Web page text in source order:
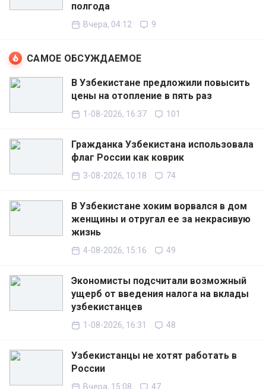
полгода
Вчера, 04:12 9
САМОЕ ОБСУЖДАЕМОЕ
В Узбекистане предложили повысить
цены на отопление в пять раз
1-08-2026, 16:37 101
Гражданка Узбекистана использовала
флаг России как коврик
3-08-2026, 10:18 74
В Узбекистане хоким ворвался в дом
женщины и отругал ее за некрасивую
жизнь
4-08-2026, 15:16 49
Экономисты подсчитали возможный
ущерб от введения налога на вклады
узбекистанцев
1-08-2026, 16:31 48
Узбекистанцы не хотят работать в
России
Вчера, 15:08 47